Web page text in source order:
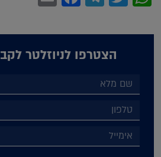
הצטרפו לניוזלטר